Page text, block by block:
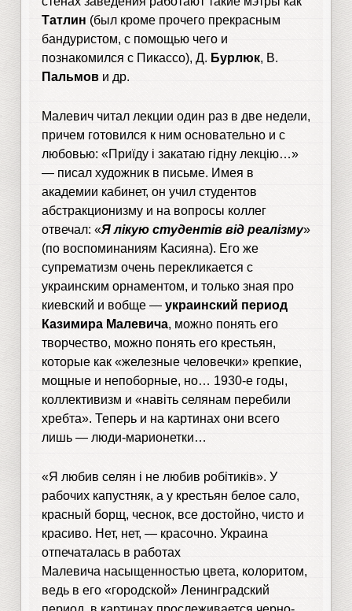
Татлин (был кроме прочего прекрасным
бандуристом, с помощью чего и
познакомился с Пикассо), Д. Бурлюк, В.
Пальмови др.
Малевич читал лекции один раз в две недели,
причем готовился к ним основательно и с
любовью: «Приїду і закатаю гідну лекцію…»
— писал художник в письме. Имея в
академии кабинет, он учил студентов
абстракционизму и на вопросы коллег
отвечал: «Я лікую студентів від реалізму»
(по воспоминаниям Касияна). Его же
супрематизм очень перекликается с
украинским орнаментом, и только зная про
киевский и вобще — украинский период
Казимира Малевича, можно понять его
творчество, можно понять его крестьян,
которые как «железные человечки» крепкие,
мощные и непоборные, но… 1930-е годы,
коллективизм и «навіть селянам перебили
хребта». Теперь и на картинах они всего
лишь — люди-марионетки…
«Я любив селян і не любив робітиків». У
рабочих капустняк, а у крестьян белое сало,
красный борщ, чеснок, все достойно, чисто и
красиво. Нет, нет, — красочно. Украина
отпечаталась в работах
Малевича насыщенностью цвета, колоритом,
ведь в его «городской» Ленинградский